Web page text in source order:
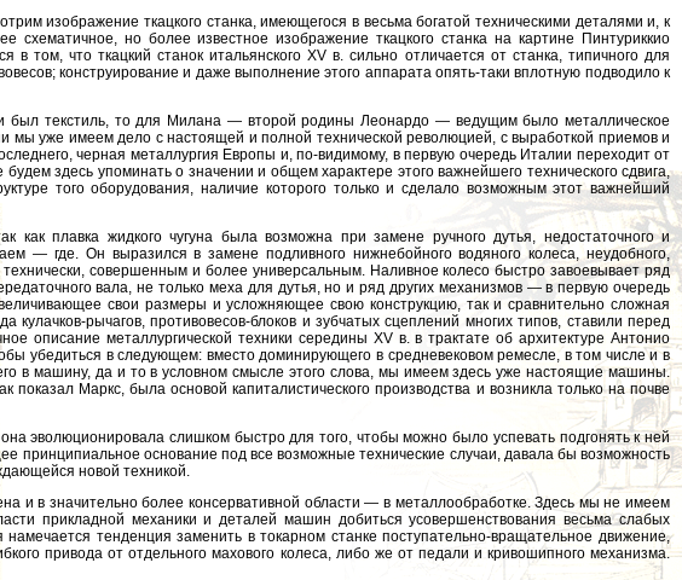
изображение ткацкого станка, имеющегося в весьма богатой техническими деталями и, к
схематичное, но более известное изображение ткацкого станка на картине Пинтуриккио
что ткацкий станок итальянского XV в. сильно отличается от станка, типичного для
конструирование и даже выполнение этого аппарата опять-таки вплотную подводило к
текстиль, то для Милана — второй родины Леонардо — ведущим было металлическое
мы уже имеем дело с настоящей и полной технической революцией, с выработкой приемов и
черная металлургия Европы и, по-видимому, в первую очередь Италии переходит от
здесь упоминать о значении и общем характере этого важнейшего технического сдвига,
того оборудования, наличие которого только и сделало возможным этот важнейший
плавка жидкого чугуна была возможна при замене ручного дутья, недостаточного и
— где. Он выразился в замене подливного нижнебойного водяного колеса, неудобного,
совершенным и более универсальным. Наливное колесо быстро завоевывает ряд
вала, не только меха для дутья, но и ряд других механизмов — в первую очередь
свои размеры и усложняющее свою конструкцию, так и сравнительно сложная
рычагов, противовесов-блоков и зубчатых сцеплений многих типов, ставили перед
описание металлургической техники середины XV в. в трактате об архитектуре Антонио
убедиться в следующем: вместо доминирующего в средневековом ремесле, в том числе и в
в машину, да и то в условном смысле этого слова, мы имеем здесь уже настоящие машины.
Маркс, была основой капиталистического производства и возникла только на почве
эволюционировала слишком быстро для того, чтобы можно было успевать подгонять к ней
принципиальное основание под все возможные технические случаи, давала бы возможность
новой техникой.
и в значительно более консервативной области — в металлообработке. Здесь мы не имеем
прикладной механики и деталей машин добиться усовершенствования весьма слабых
тенденция заменить в токарном станке поступательно-вращательное движение,
привода от отдельного махового колеса, либо же от педали и кривошипного механизма.